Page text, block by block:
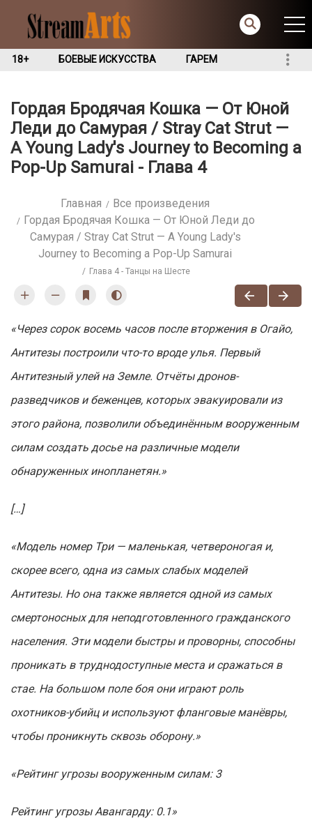
18+ БОЕВЫЕ ИСКУССТВА ГАРЕМ
Гордая Бродячая Кошка — От Юной
Леди до Самурая / Stray Cat Strut ⁠—
A Young Lady's Journey to Becoming a
Pop-Up Samurai - Глава 4
Главная
Все произведения
Гордая Бродячая Кошка — От Юной Леди до
Самурая / Stray Cat Strut ⁠— A Young Lady's
Journey to Becoming a Pop-Up Samurai
Глава 4 - Танцы на Шесте
«Через сорок восемь часов после вторжения в Огайо,
Антитезы построили что-то вроде улья. Первый
Антитезный улей на Земле. Отчёты дронов-
разведчиков и беженцев, которых эвакуировали из
этого района, позволили объединённым вооруженным
силам создать досье на различные модели
обнаруженных инопланетян.»
[…]
«Модель номер Три — маленькая, четвероногая и,
скорее всего, одна из самых слабых моделей
Антитезы. Но она также является одной из самых
смертоносных для неподготовленного гражданского
населения. Эти модели быстры и проворны, способны
проникать в труднодоступные места и сражаться в
стае. На большом поле боя они играют роль
охотников-убийц и используют фланговые манёвры,
чтобы проникнуть сквозь оборону.»
«Рейтинг угрозы вооруженным силам: 3
Рейтинг угрозы Авангарду: 0.1»